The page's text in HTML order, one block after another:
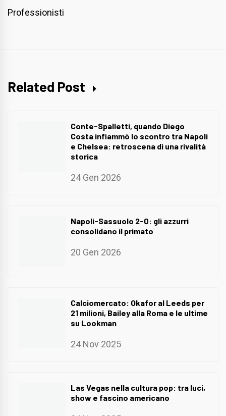
Professionisti
Related Post
Conte-Spalletti, quando Diego
Costa infiammò lo scontro tra Napoli
e Chelsea: retroscena di una rivalità
storica
24 Gen 2026
Napoli-Sassuolo 2-0: gli azzurri
consolidano il primato
20 Gen 2026
Calciomercato: Okafor al Leeds per
21 milioni, Bailey alla Roma e le ultime
su Lookman
24 Nov 2025
Las Vegas nella cultura pop: tra luci,
show e fascino americano